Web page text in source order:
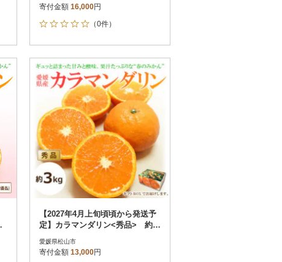
寄付金額 16,000円
（0件）
【2027年4月上旬頃頃から発送予
定】カラマンダリン<秀品> 約3
愛媛県松山市
寄付金額 13,000円